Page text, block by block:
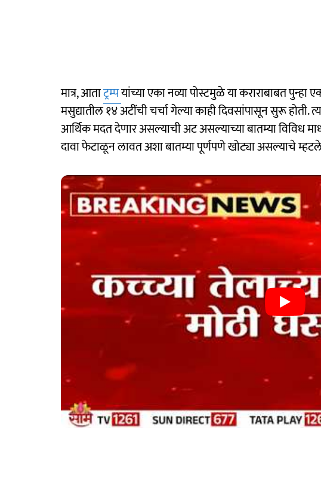
मात्र, आताट्रम्पयांच्या एका नव्या पोस्टमुळे या कराराबाबत पुन्हा
मसुद्यातील १४ अटींची चर्चा गेल्या काही दिवसांपासून सुरू होती.
आर्थिक मदत देणार असल्याची अट असल्याच्या बातम्या विविध
दावा फेटाळून लावत अशा बातम्या पूर्णपणे खोट्या असल्याचे